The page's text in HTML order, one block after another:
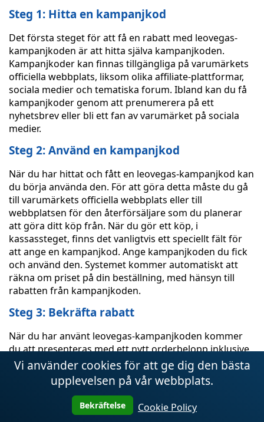
Steg 1: Hitta en kampanjkod
Det första steget för att få en rabatt med leovegas-
kampanjkoden är att hitta själva kampanjkoden.
Kampanjkoder kan finnas tillgängliga på varumärkets
officiella webbplats, liksom olika affiliate-plattformar,
sociala medier och tematiska forum. Ibland kan du få
kampanjkoder genom att prenumerera på ett
nyhetsbrev eller bli ett fan av varumärket på sociala
medier.
Steg 2: Använd en kampanjkod
När du har hittat och fått en leovegas-kampanjkod kan
du börja använda den. För att göra detta måste du gå
till varumärkets officiella webbplats eller till
webbplatsen för den återförsäljare som du planerar
att göra ditt köp från. När du gör ett köp, i
kassassteget, finns det vanligtvis ett speciellt fält för
att ange en kampanjkod. Ange kampanjkoden du fick
och använd den. Systemet kommer automatiskt att
räkna om priset på din beställning, med hänsyn till
rabatten från kampanjkoden.
Steg 3: Bekräfta rabatt
När du har använt leovegas-kampanjkoden kommer
du att presenteras med ett nytt orderbelopp inklusive
rabatten. Se till att beloppet för din beställning
matchar dina förväntningar och bekräfta ditt köp. I
vissa fall kan du behöva registrera dig på webbplatsen
eller logga in på ditt konto för att få rabatten. När du
har slutfört ditt köp kommer du att få en bekräftelse
Vi använder cookies för att ge dig den bästa
upplevelsen på vår webbplats.
Bekräftelse Cookie Policy